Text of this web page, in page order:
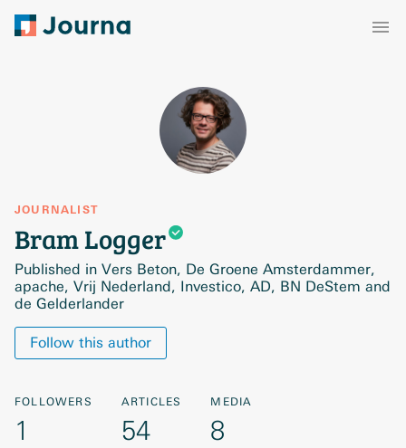
JOURNALIST
BramLogger
Published in Vers Beton, De Groene Amsterdammer,
apache, Vrij Nederland, Investico, AD, BN DeStem and
de Gelderlander
Follow this author
FOLLOWERS
1
ARTICLES
54
MEDIA
8